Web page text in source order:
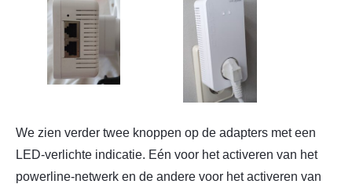
We zien verder twee knoppen op de adapters met een
LED-verlichte indicatie. Eén voor het activeren van het
powerline-netwerk en de andere voor het activeren van